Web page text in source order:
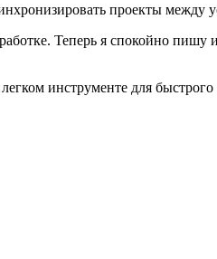
проекты между
Теперь я спокойно пишу
инструменте для